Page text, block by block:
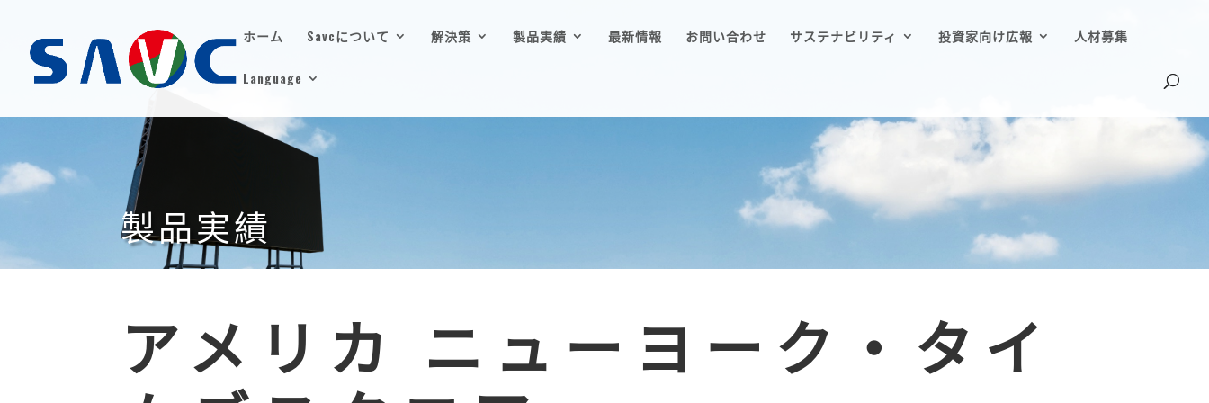
ホーム Savcについて 解決策 製品実績 最新情報 お問い合わせ サステナビリティ 投資家向け広報 人材募集
Language
製品実績
アメリカ ニューヨーク・タイ